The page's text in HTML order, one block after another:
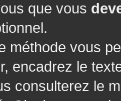
que vous
méthode vous
encadrez le
consulterez le